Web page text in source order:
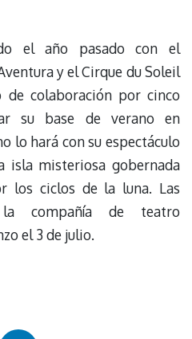
el año pasado con el
y el Cirque du Soleil
de colaboración por cinco
su base de verano en
lo hará con su espectáculo
isla misteriosa gobernada
los ciclos de la luna. Las
la compañía de teatro
el 3 de julio.